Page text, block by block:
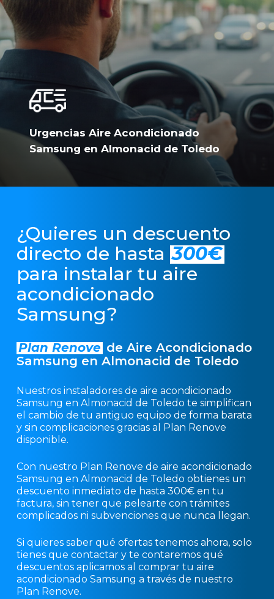
Urgencias Aire Acondicionado
Samsung en Almonacid de Toledo
¿Quieres un descuento
directo de hasta 300€
para instalar tu aire
acondicionado
Samsung?
Plan Renove de Aire Acondicionado
Samsung en Almonacid de Toledo
Nuestros instaladores de aire acondicionado
Samsung en Almonacid de Toledo te simplifican
el cambio de tu antiguo equipo de forma barata
y sin complicaciones gracias al Plan Renove
disponible.
Con nuestro Plan Renove de aire acondicionado
Samsung en Almonacid de Toledo obtienes un
descuento inmediato de hasta 300€ en tu
factura, sin tener que pelearte con trámites
complicados ni subvenciones que nunca llegan.
Si quieres saber qué ofertas tenemos ahora, solo
tienes que contactar y te contaremos qué
descuentos aplicamos al comprar tu aire
acondicionado Samsung a través de nuestro
Plan Renove.